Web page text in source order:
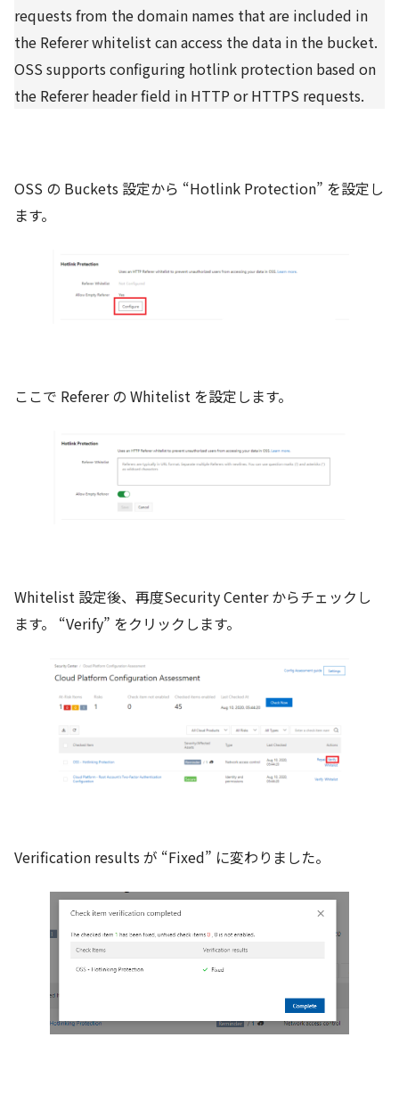
requests from the domain names that are included in
the Referer whitelist can access the data in the bucket.
OSS supports configuring hotlink protection based on
the Referer header field in HTTP or HTTPS requests.
OSS の Buckets 設定から “Hotlink Protection” を設定し
ます。
ここで Referer の Whitelist を設定します。
Whitelist 設定後、再度Security Center からチェックし
ます。 “Verify” をクリックします。
Verification results が “Fixed” に変わりました。